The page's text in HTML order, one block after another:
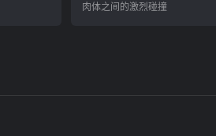
肉体之间的激烈碰撞